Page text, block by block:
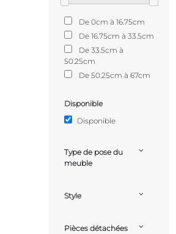
De 0cm à 16.75cm
De 16.75cm à 33.5cm
De 33.5cm à
50.25cm
De 50.25cm à 67cm
Disponible
Disponible
Type de pose du
meuble
Style
Pièces détachées